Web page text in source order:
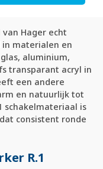
Hager echt
in materialen en
aluminium,
transparant acryl in
een andere
en natuurlijk tot
schakelmateriaal is
consistent ronde
R.1